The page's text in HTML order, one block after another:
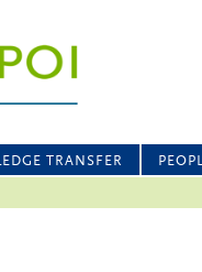
TRANSFER